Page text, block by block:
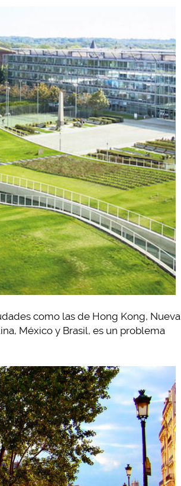
como las de Hong Kong, Nueva
México y Brasil, es un problema